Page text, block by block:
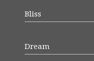
Bliss
Dream